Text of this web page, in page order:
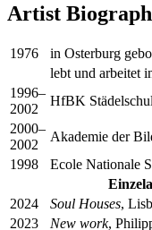
Artist
1976
in Osterburg
lebt und arbeitet
1996–
2002
HfBK
2000–
2002
Akademie der
1998
Ecole Nationale
2024
Soul Houses,
2023
New work,